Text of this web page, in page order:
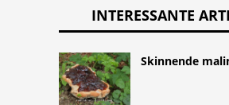
INTERESSANTE
Skinnende